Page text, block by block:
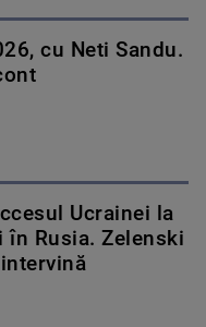
cu Neti Sandu.
Ucrainei la
Rusia. Zelenski